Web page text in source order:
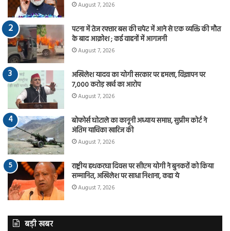
August 7, 2026
पटना में तेज रफ्तार बस की चपेट में आने से एक व्यक्ति की मौत
के बाद आक्रोश ; कई वाहनों में आगजनी
August 7, 2026
अखिलेश यादव का योगी सरकार पर हमला, विज्ञापन पर
7,000 करोड़ खर्च का आरोप
August 7, 2026
बोफोर्स घोटाले का कानूनी अध्याय समाप्त, सुप्रीम कोर्ट ने
अंतिम याचिका खारिज की
August 7, 2026
राष्ट्रीय हथकरघा दिवस पर सीएम योगी ने बुनकरों को किया
सम्मानित, अखिलेश पर साधा निशाना, कहा ये
August 7, 2026
बड़ी खबर